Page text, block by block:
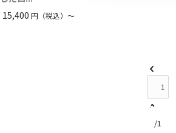
15,400円（税込）〜
/1